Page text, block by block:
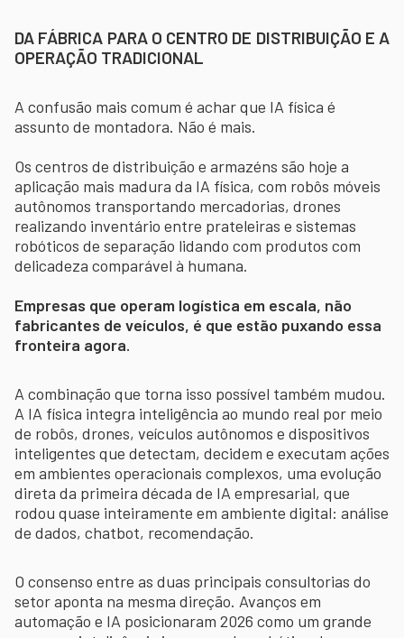
DA FÁBRICA PARA O CENTRO DE DISTRIBUIÇÃO E A
OPERAÇÃO TRADICIONAL
A confusão mais comum é achar que IA física é
assunto de montadora. Não é mais.
Os centros de distribuição e armazéns são hoje a
aplicação mais madura da IA física, com robôs móveis
autônomos transportando mercadorias, drones
realizando inventário entre prateleiras e sistemas
robóticos de separação lidando com produtos com
delicadeza comparável à humana.
Empresas que operam logística em escala, não
fabricantes de veículos, é que estão puxando essa
fronteira agora.
A combinação que torna isso possível também mudou.
A IA física integra inteligência ao mundo real por meio
de robôs, drones, veículos autônomos e dispositivos
inteligentes que detectam, decidem e executam ações
em ambientes operacionais complexos, uma evolução
direta da primeira década de IA empresarial, que
rodou quase inteiramente em ambiente digital: análise
de dados, chatbot, recomendação.
O consenso entre as duas principais consultorias do
setor aponta na mesma direção. Avanços em
automação e IA posicionaram 2026 como um grande